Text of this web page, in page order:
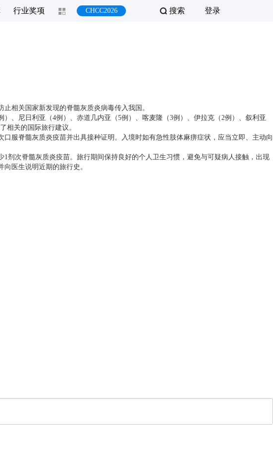
登录
搜索
行业奖项 CHCC2026
相关国家新发现的脊髓灰质炎病毒传入我国。
尼日利亚（4例）、赤道几内亚（5例）、喀麦隆（3例）、伊拉克（2例）、叙利亚
相关的国际旅行建议。
脊髓灰质炎疫苗并出具接种证明。入境时如有急性肢体麻痹症状，应当立即、主动向
次脊髓灰质炎疫苗。旅行期间保持良好的个人卫生习惯，避免与可疑病人接触，出现
医生说明近期的旅行史。